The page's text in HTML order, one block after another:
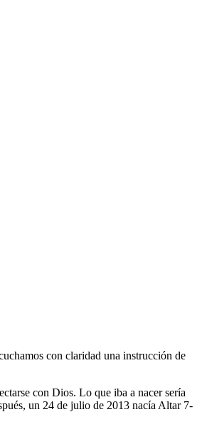
con claridad una instrucción de
con Dios. Lo que iba a nacer sería
un 24 de julio de 2013 nacía Altar 7-